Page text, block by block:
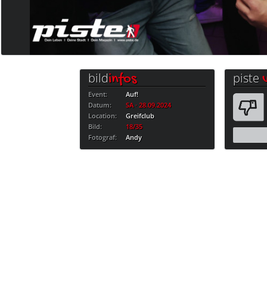
bildinfos
Event:
Auf!
Datum:
SA · 28.09.2024
Location:
Greifclub
Bild:
18/35
Fotograf:
Andy
piste